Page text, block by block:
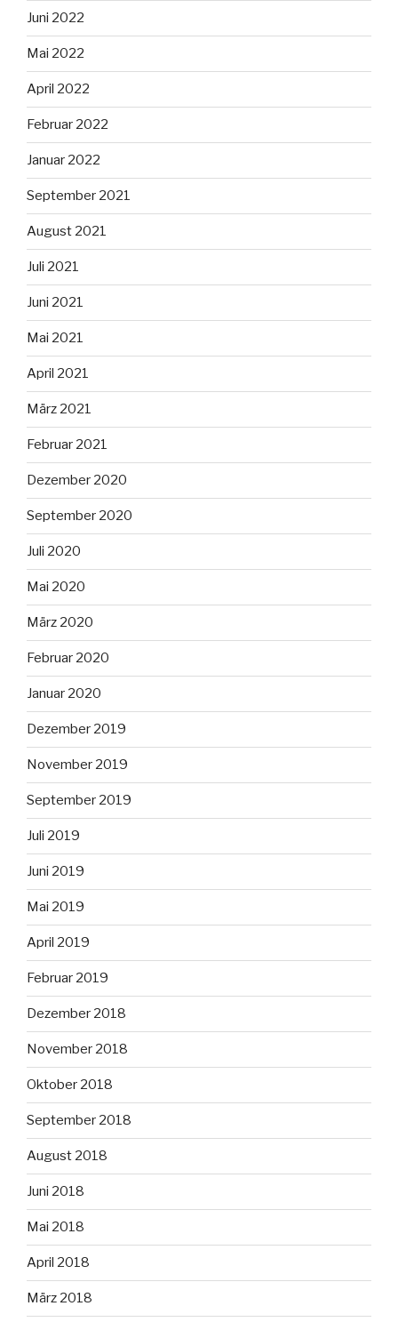
Juni 2022
Mai 2022
April 2022
Februar 2022
Januar 2022
September 2021
August 2021
Juli 2021
Juni 2021
Mai 2021
April 2021
März 2021
Februar 2021
Dezember 2020
September 2020
Juli 2020
Mai 2020
März 2020
Februar 2020
Januar 2020
Dezember 2019
November 2019
September 2019
Juli 2019
Juni 2019
Mai 2019
April 2019
Februar 2019
Dezember 2018
November 2018
Oktober 2018
September 2018
August 2018
Juni 2018
Mai 2018
April 2018
März 2018